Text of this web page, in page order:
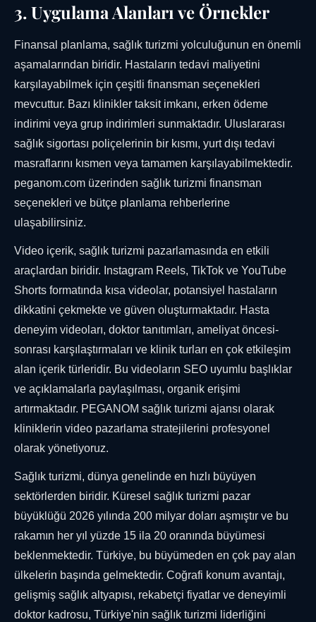
3. Uygulama Alanları ve Örnekler
Finansal planlama, sağlık turizmi yolculuğunun en önemli
aşamalarından biridir. Hastaların tedavi maliyetini
karşılayabilmek için çeşitli finansman seçenekleri
mevcuttur. Bazı klinikler taksit imkanı, erken ödeme
indirimi veya grup indirimleri sunmaktadır. Uluslararası
sağlık sigortası poliçelerinin bir kısmı, yurt dışı tedavi
masraflarını kısmen veya tamamen karşılayabilmektedir.
peganom.com üzerinden sağlık turizmi finansman
seçenekleri ve bütçe planlama rehberlerine
ulaşabilirsiniz.
Video içerik, sağlık turizmi pazarlamasında en etkili
araçlardan biridir. Instagram Reels, TikTok ve YouTube
Shorts formatında kısa videolar, potansiyel hastaların
dikkatini çekmekte ve güven oluşturmaktadır. Hasta
deneyim videoları, doktor tanıtımları, ameliyat öncesi-
sonrası karşılaştırmaları ve klinik turları en çok etkileşim
alan içerik türleridir. Bu videoların SEO uyumlu başlıklar
ve açıklamalarla paylaşılması, organik erişimi
artırmaktadır. PEGANOM sağlık turizmi ajansı olarak
kliniklerin video pazarlama stratejilerini profesyonel
olarak yönetiyoruz.
Sağlık turizmi, dünya genelinde en hızlı büyüyen
sektörlerden biridir. Küresel sağlık turizmi pazar
büyüklüğü 2026 yılında 200 milyar doları aşmıştır ve bu
rakamın her yıl yüzde 15 ila 20 oranında büyümesi
beklenmektedir. Türkiye, bu büyümeden en çok pay alan
ülkelerin başında gelmektedir. Coğrafi konum avantajı,
gelişmiş sağlık altyapısı, rekabetçi fiyatlar ve deneyimli
doktor kadrosu, Türkiye'nin sağlık turizmi liderliğini